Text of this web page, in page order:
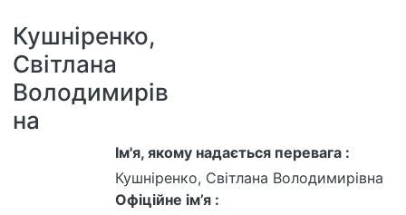
Кушніренко,
Світлана
Володимирів
на
Ім'я, якому надається перевага :
Кушніренко, Світлана Володимирівна
Офіційне ім’я :